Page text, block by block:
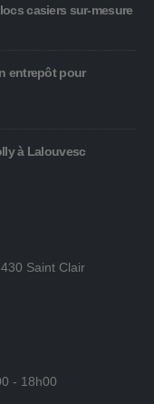
casiers sur-mesure
entrepôt pour
à Lalouvesc
Saint Clair
- 18h00